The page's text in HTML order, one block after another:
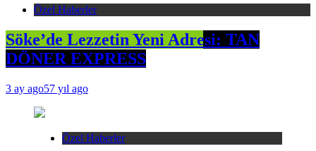
Özel Haberler
Söke’de Lezzetin Yeni Adresi: TAN
DÖNER EXPRESS
3 ay ago57 yıl ago
Özel Haberler